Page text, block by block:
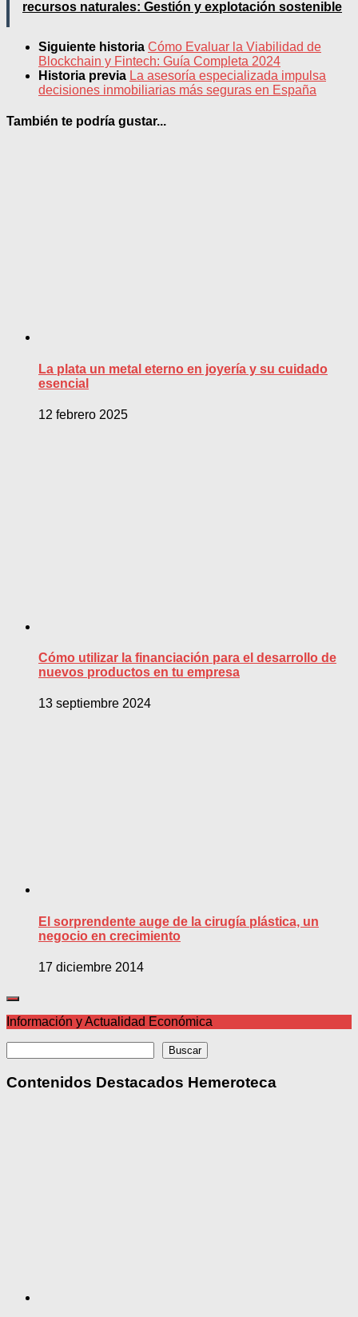
recursos naturales: Gestión y explotación sostenible
Siguiente historia Cómo Evaluar la Viabilidad de
Blockchain y Fintech: Guía Completa 2024
Historia previa La asesoría especializada impulsa
decisiones inmobiliarias más seguras en España
También te podría gustar...
La plata un metal eterno en joyería y su cuidado
esencial
12 febrero 2025
Cómo utilizar la financiación para el desarrollo de
nuevos productos en tu empresa
13 septiembre 2024
El sorprendente auge de la cirugía plástica, un
negocio en crecimiento
17 diciembre 2014
Información y Actualidad Económica
Buscar
Contenidos Destacados Hemeroteca